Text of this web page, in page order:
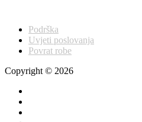
Podrška
Uvjeti poslovanja
Povrat robe
Copyright © 2026